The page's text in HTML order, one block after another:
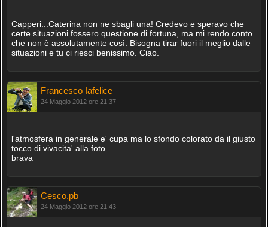
Capperi...Caterina non ne sbagli una! Credevo e speravo che
certe situazioni fossero questione di fortuna, ma mi rendo conto
che non è assolutamente così. Bisogna tirar fuori il meglio dalle
situazioni e tu ci riesci benissimo. Ciao.
Francesco Iafelice
24 Maggio 2012 ore 21:37
l'atmosfera in generale e' cupa ma lo sfondo colorato da il giusto
tocco di vivacita' alla foto
brava
Cesco.pb
24 Maggio 2012 ore 21:43